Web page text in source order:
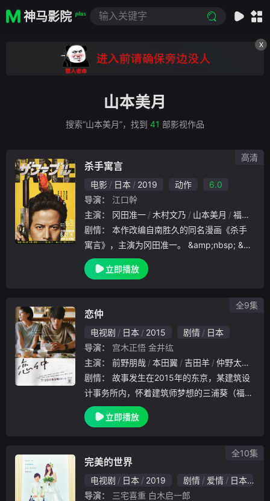
神马影院 plus
X
山本美月
搜索“山本美月”，找到 41 部影视作品
杀手寓言
电影 日本 2019 动作
6.0
导演：
江口幹
主演：
冈田准一 木村文乃 山本美月
福士苍汰
剧情：
寓言》，主演为冈田准一。 &amp;nbsp; &a
mp;nbsp; &amp;nbsp; &amp;nbsp; &amp;n
bsp; &amp;nbsp; &amp;nbsp; &amp;nbsp;
立即播放
高清
恋仲
电视剧 日本 2015 剧情
日本
导演：
宫木正悟 金井纮
主演：
前野朋哉 本田翼 吉田羊 仲野太贺
剧情：
计事务所内，怀着建筑师梦想的三浦葵（福士
苍汰 饰）埋头苦干，在严酷的现实中披荆斩
棘，朝着心中的目标前进，却也不知不觉中丧
立即播放
全9集
完美的世界
电视剧 日本 2019 剧情 爱情
日本
导演：
三宅喜重 白木启一郎
全10集